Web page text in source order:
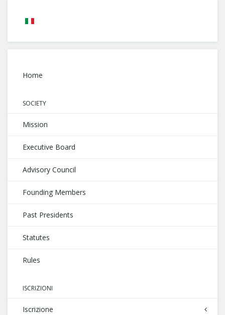
Home
SOCIETY
Mission
Executive Board
Advisory Council
Founding Members
Past Presidents
Statutes
Rules
ISCRIZIONI
Iscrizione